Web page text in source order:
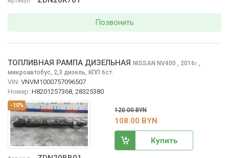
Позвонить
-10%
ТОПЛИВНАЯ РАМПА ДИЗЕЛЬНАЯ NISSAN NV400 , 2016г.,
микроавтобус, 2,3 дизель, КПП 6ст.
VIN: VNVM1000757096507
Номер: H8201257368, 28325380
120.00 BYN
108.00 BYN
Купить